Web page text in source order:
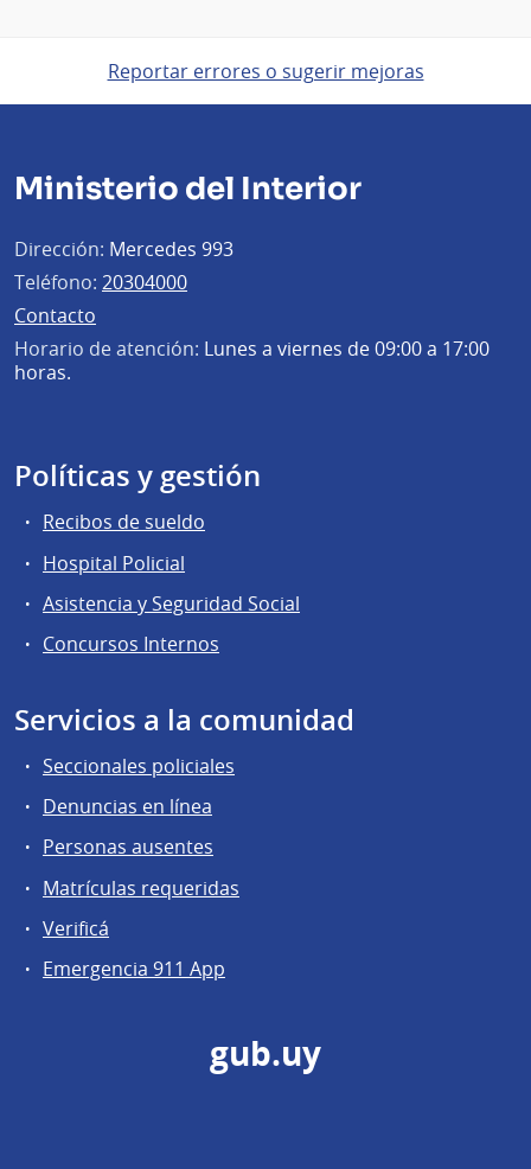
Reportar errores o sugerir mejoras
Ministerio del Interior
Dirección: Mercedes 993
Teléfono: 20304000
Contacto
Horario de atención: Lunes a viernes de 09:00 a 17:00
horas.
Políticas y gestión
Recibos de sueldo
Hospital Policial
Asistencia y Seguridad Social
Concursos Internos
Servicios a la comunidad
Seccionales policiales
Denuncias en línea
Personas ausentes
Matrículas requeridas
Verificá
Emergencia 911 App
gub.uy